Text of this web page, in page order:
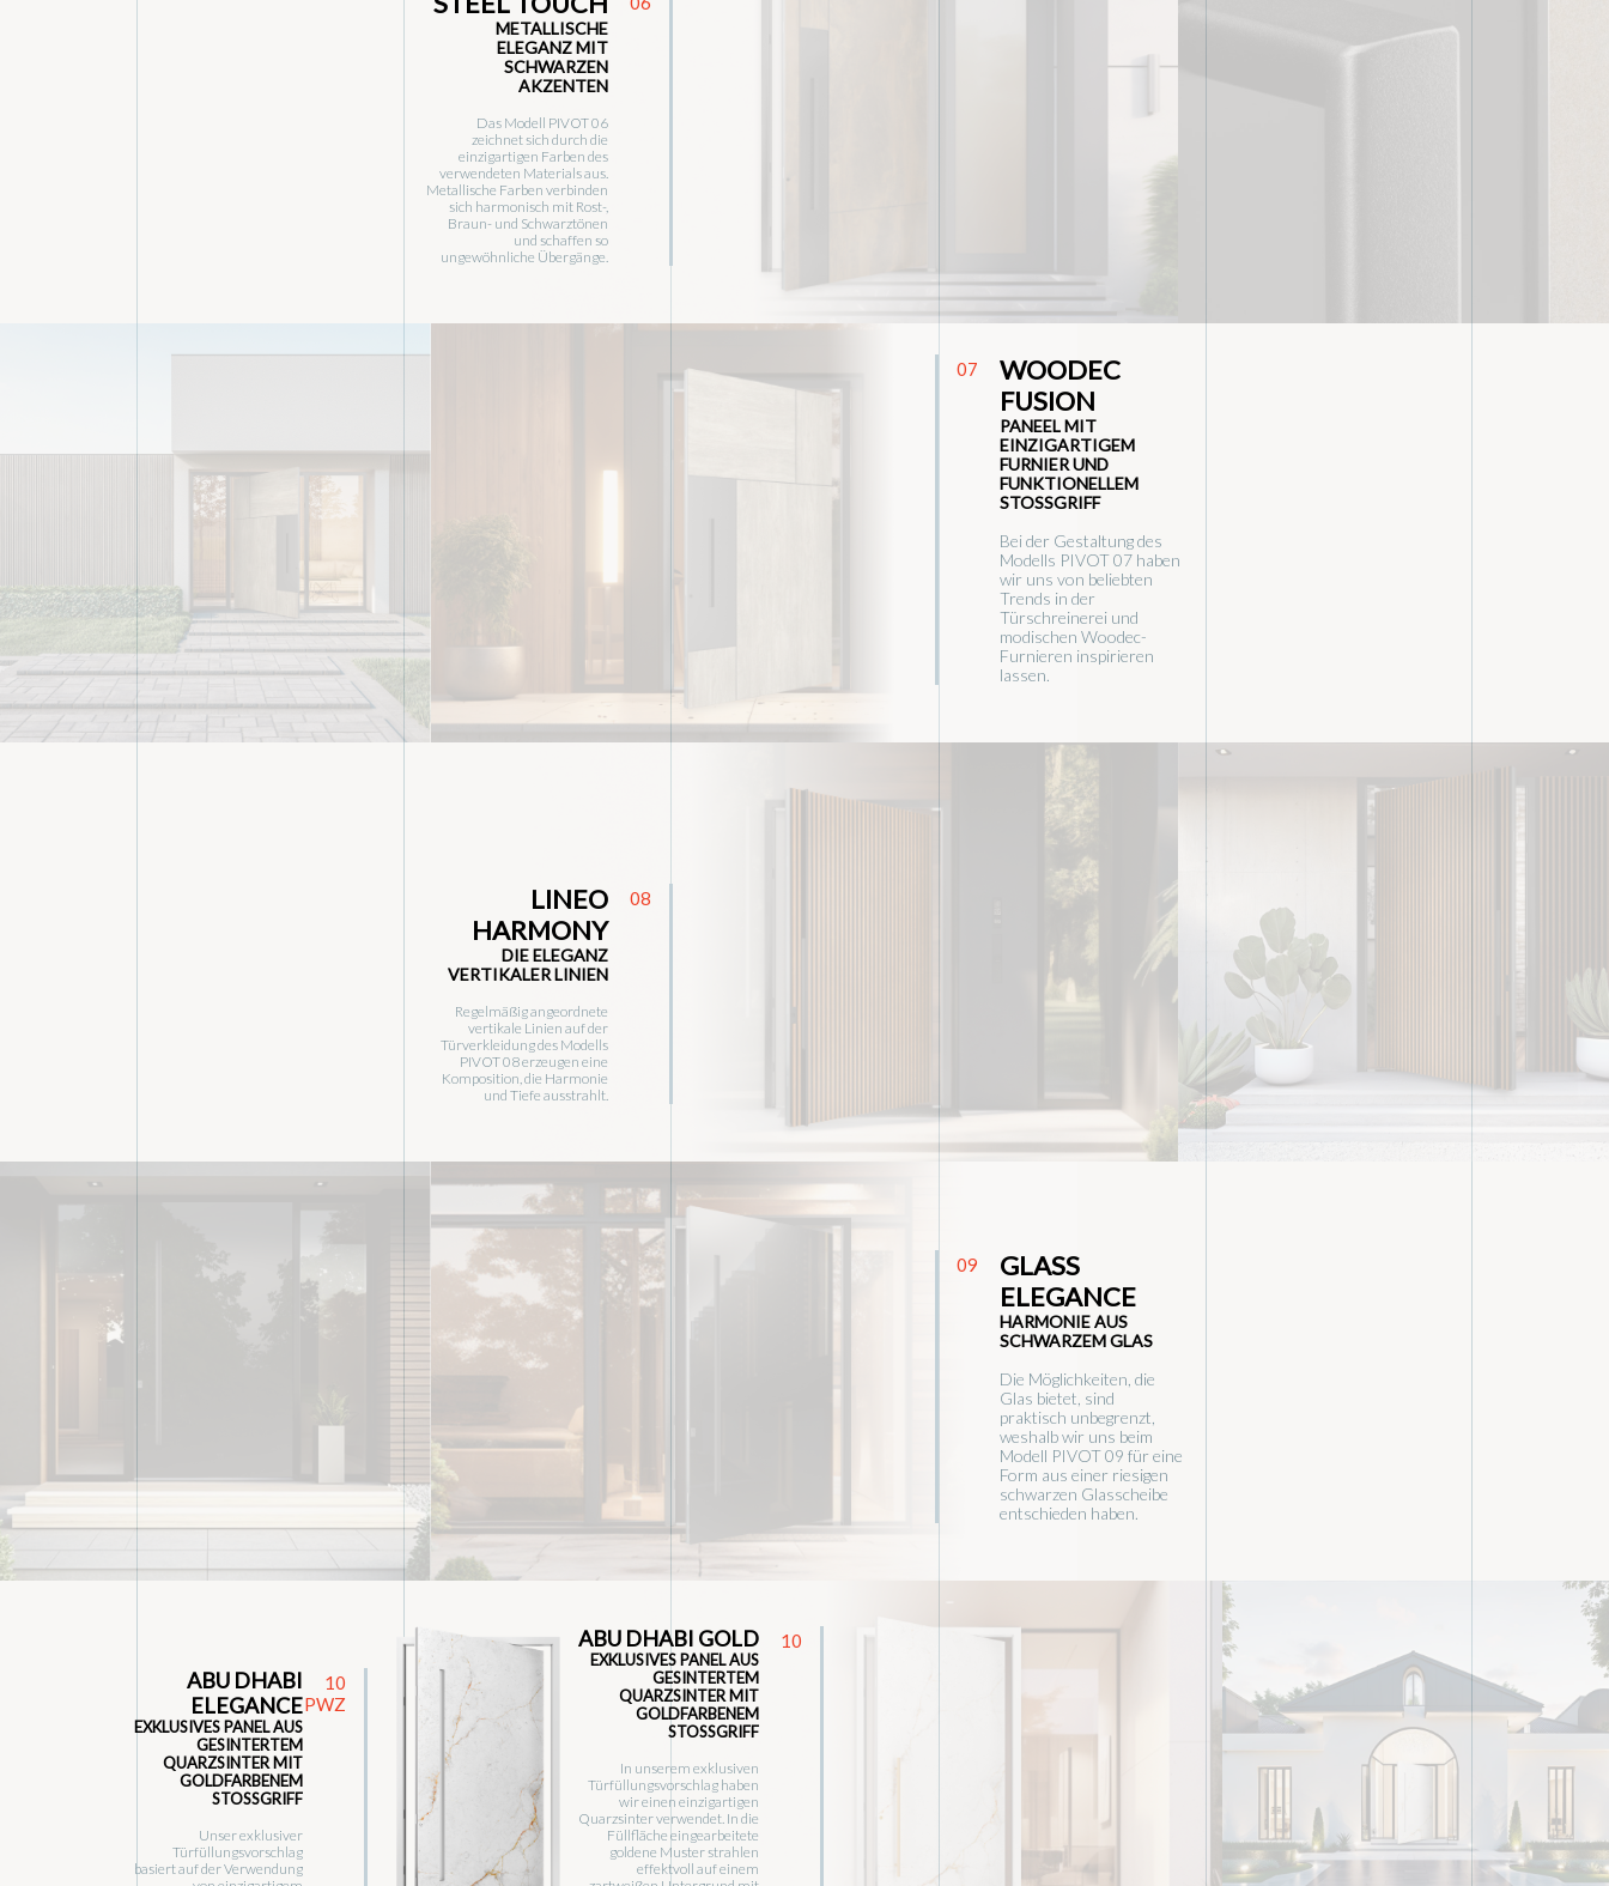
METALLISCHE
ELEGANZ MIT
SCHWARZEN
AKZENTEN
Das Modell PIVOT 06
zeichnet sich durch die
einzigartigen Farben des
verwendeten Materials aus.
Metallische Farben verbinden
sich harmonisch mit Rost-,
Braun- und Schwarztönen
und schaffen so
ungewöhnliche Übergänge.
07
WOODEC
FUSION
PANEEL MIT
EINZIGARTIGEM
FURNIER UND
FUNKTIONELLEM
STOSSGRIFF
Bei der Gestaltung des
Modells PIVOT 07 haben
wir uns von beliebten
Trends in der
Türschreinerei und
modischen Woodec-
Furnieren inspirieren
lassen.
08
LINEO
HARMONY
DIE ELEGANZ
VERTIKALER LINIEN
Regelmäßig angeordnete
vertikale Linien auf der
Türverkleidung des Modells
PIVOT 08 erzeugen eine
Komposition, die Harmonie
und Tiefe ausstrahlt.
09
GLASS
ELEGANCE
HARMONIE AUS
SCHWARZEM GLAS
Die Möglichkeiten, die
Glas bietet, sind
praktisch unbegrenzt,
weshalb wir uns beim
Modell PIVOT 09 für eine
Form aus einer riesigen
schwarzen Glasscheibe
entschieden haben.
10
PWZ
ABU DHABI
ELEGANCE
EXKLUSIVES PANEL AUS
GESINTERTEM
QUARZSINTER MIT
GOLDFARBENEM
STOSSGRIFF
Unser exklusiver
Türfüllungsvorschlag
basiert auf der Verwendung
10
ABU DHABI GOLD
EXKLUSIVES PANEL AUS
GESINTERTEM
QUARZSINTER MIT
GOLDFARBENEM
STOSSGRIFF
In unserem exklusiven
Türfüllungsvorschlag haben
wir einen einzigartigen
Quarzsinter verwendet. In die
Füllfläche eingearbeitete
goldene Muster strahlen
effektvoll auf einem